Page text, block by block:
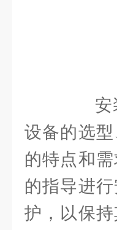
安装
设备的选
的特点和
的指导进
护，以保